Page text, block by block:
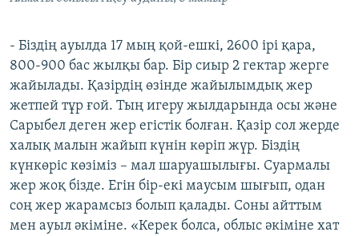
- Біздің ауылда 17 мың қой-ешкі, 2600 ірі қара,
800-900 бас жылқы бар. Бір сиыр 2 гектар жерге
жайылады. Қазірдің өзінде жайылымдық жер
жетпей тұр ғой. Тың игеру жылдарында осы және
Сарыбел деген жер егістік болған. Қазір сол жерде
халық малын жайып күнін көріп жүр. Біздің
күнкөріс көзіміз – мал шаруашылығы. Суармалы
жер жоқ бізде. Егін бір-екі маусым шығып, одан
соң жер жарамсыз болып қалады. Соны айттым
мен ауыл әкіміне. «Керек болса, облыс әкіміне хат